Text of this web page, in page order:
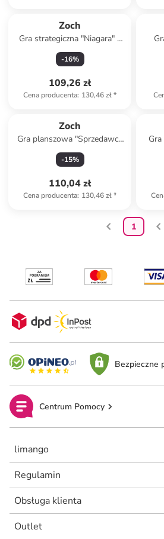
Zoch
Gra strategiczna "Niagara" -
8+
-16%
109,26 zł
Cena producenta: 130,46 zł*
Zoch
Gra planszowa "Sprzedawcy
staroci z Highlands" - 10+
-15%
110,04 zł
Cena producenta: 130,46 zł*
1
Bezpieczne
Centrum Pomocy
limango
Regulamin
Obsługa klienta
Outlet